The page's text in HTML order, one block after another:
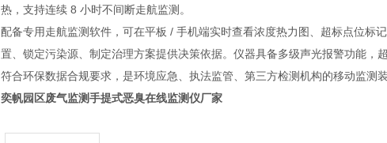
热，支持连续 8 小时不间断走航监测。
配备专用走航监测软件，可在平板 / 手机端实时查看浓度热力图、超标点位标
置、锁定污染源、制定治理方案提供决策依据。仪器具备多级声光报警功能，
符合环保数据合规要求，是环境应急、执法监管、第三方检测机构的移动监测
奕帆园区废气监测手提式恶臭在线监测仪厂家